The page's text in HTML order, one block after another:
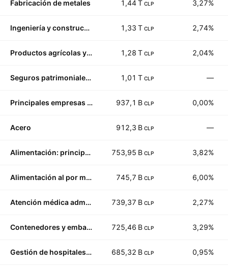
Fabricación de metales 1,44 T CLP 3,27%
Ingeniería y construcción 1,33 T CLP 2,74%
Productos agrícolas y de molienda 1,28 T CLP 2,04%
Seguros patrimoniales y de accidentes 1,01 T CLP —
Principales empresas de telecomunicaciones 937,1 B CLP 0,00%
Acero 912,3 B CLP —
Alimentación: principales diversificados 753,95 B CLP 3,82%
Alimentación al por menor 745,7 B CLP 6,00%
Atención médica administrada 739,37 B CLP 2,27%
Contenedores y embalaje 725,46 B CLP 3,29%
Gestión de hospitales y enfermería 685,32 B CLP 0,95%